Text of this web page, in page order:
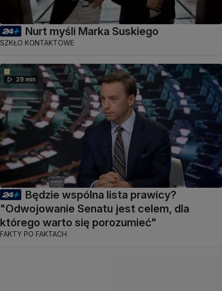
Nurt myśli Marka Suskiego
SZKŁO KONTAKTOWE
29 min
Będzie wspólna lista prawicy?
"Odwojowanie Senatu jest celem, dla
którego warto się porozumieć"
FAKTY PO FAKTACH